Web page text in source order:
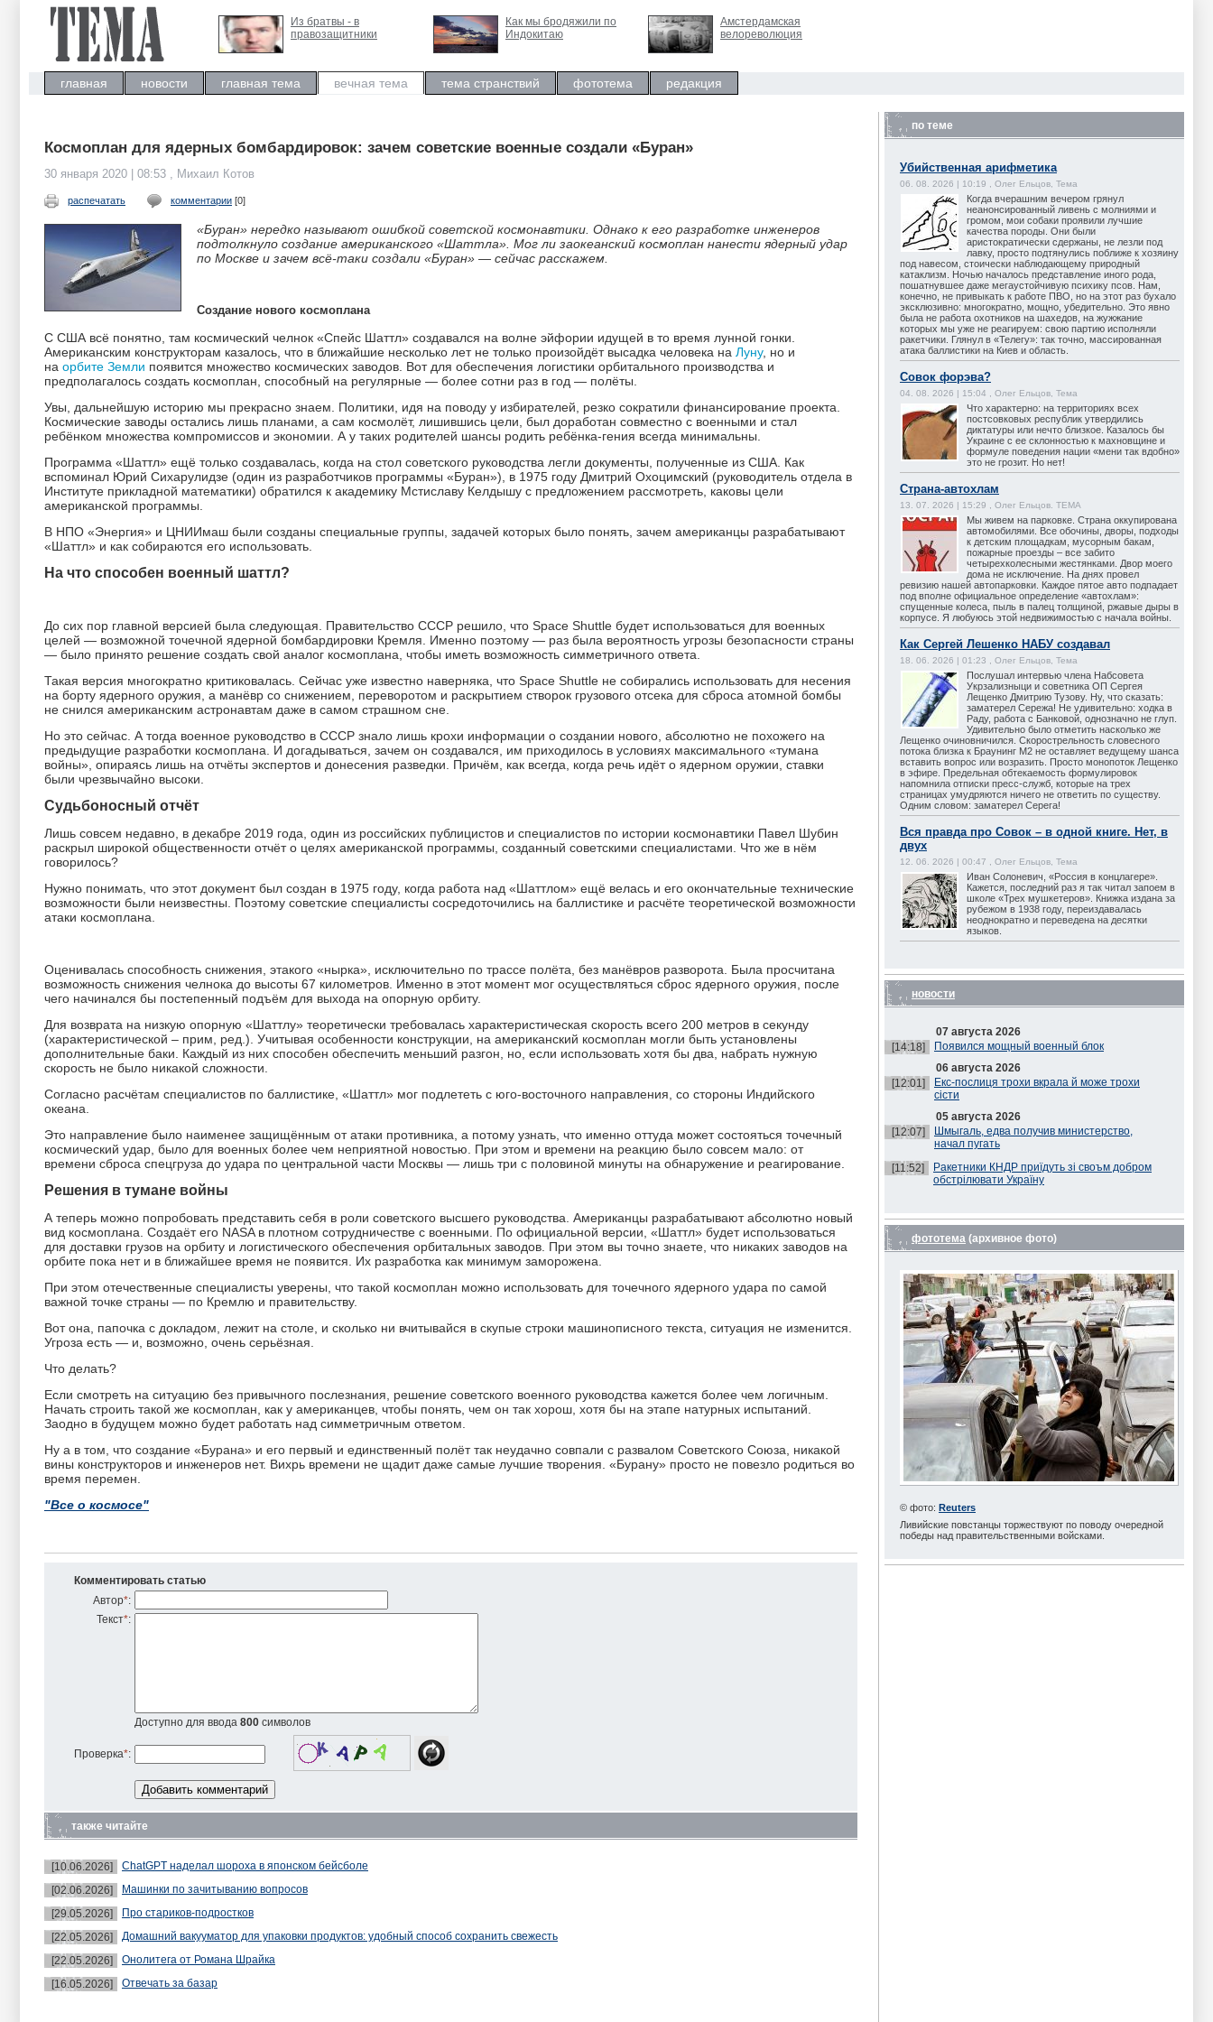
Из братвы - в
правозащитники
Как мы бродяжили по
Индокитаю
Амстердамская
велореволюция
главная новости главная тема вечная тема тема странствий фототема редакция
Космоплан для ядерных бомбардировок: зачем советские военные создали «Буран»
30 января 2020 | 08:53 , Михаил Котов
распечатать комментарии [0]
«Буран» нередко называют ошибкой советской космонавтики. Однако к его разработке инженеров
подтолкнуло создание американского «Шаттла». Мог ли заокеанский космоплан нанести ядерный удар
по Москве и зачем всё-таки создали «Буран» — сейчас расскажем.
Создание нового космоплана
С США всё понятно, там космический челнок «Спейс Шаттл» создавался на волне эйфории идущей в то время лунной гонки.
Американским конструкторам казалось, что в ближайшие несколько лет не только произойдёт высадка человека на Луну, но и
на орбите Земли появится множество космических заводов. Вот для обеспечения логистики орбитального производства и
предполагалось создать космоплан, способный на регулярные — более сотни раз в год — полёты.
Увы, дальнейшую историю мы прекрасно знаем. Политики, идя на поводу у избирателей, резко сократили финансирование проекта.
Космические заводы остались лишь планами, а сам космолёт, лишившись цели, был доработан совместно с военными и стал
ребёнком множества компромиссов и экономии. А у таких родителей шансы родить ребёнка-гения всегда минимальны.
Программа «Шаттл» ещё только создавалась, когда на стол советского руководства легли документы, полученные из США. Как
вспоминал Юрий Сихарулидзе (один из разработчиков программы «Буран»), в 1975 году Дмитрий Охоцимский (руководитель отдела в
Институте прикладной математики) обратился к академику Мстиславу Келдышу с предложением рассмотреть, каковы цели
американской программы.
В НПО «Энергия» и ЦНИИмаш были созданы специальные группы, задачей которых было понять, зачем американцы разрабатывают
«Шаттл» и как собираются его использовать.
На что способен военный шаттл?
До сих пор главной версией была следующая. Правительство СССР решило, что Space Shuttle будет использоваться для военных
целей — возможной точечной ядерной бомбардировки Кремля. Именно поэтому — раз была вероятность угрозы безопасности страны
— было принято решение создать свой аналог космоплана, чтобы иметь возможность симметричного ответа.
Такая версия многократно критиковалась. Сейчас уже известно наверняка, что Space Shuttle не собирались использовать для несения
на борту ядерного оружия, а манёвр со снижением, переворотом и раскрытием створок грузового отсека для сброса атомной бомбы
не снился американским астронавтам даже в самом страшном сне.
Но это сейчас. А тогда военное руководство в СССР знало лишь крохи информации о создании нового, абсолютно не похожего на
предыдущие разработки космоплана. И догадываться, зачем он создавался, им приходилось в условиях максимального «тумана
войны», опираясь лишь на отчёты экспертов и донесения разведки. Причём, как всегда, когда речь идёт о ядерном оружии, ставки
были чрезвычайно высоки.
Судьбоносный отчёт
Лишь совсем недавно, в декабре 2019 года, один из российских публицистов и специалистов по истории космонавтики Павел Шубин
раскрыл широкой общественности отчёт о целях американской программы, созданный советскими специалистами. Что же в нём
говорилось?
Нужно понимать, что этот документ был создан в 1975 году, когда работа над «Шаттлом» ещё велась и его окончательные технические
возможности были неизвестны. Поэтому советские специалисты сосредоточились на баллистике и расчёте теоретической возможности
атаки космоплана.
Оценивалась способность снижения, этакого «нырка», исключительно по трассе полёта, без манёвров разворота. Была просчитана
возможность снижения челнока до высоты 67 километров. Именно в этот момент мог осуществляться сброс ядерного оружия, после
чего начинался бы постепенный подъём для выхода на опорную орбиту.
Для возврата на низкую опорную «Шаттлу» теоретически требовалась характеристическая скорость всего 200 метров в секунду
(характеристической – прим, ред.). Учитывая особенности конструкции, на американский космоплан могли быть установлены
дополнительные баки. Каждый из них способен обеспечить меньший разгон, но, если использовать хотя бы два, набрать нужную
скорость не было никакой сложности.
Согласно расчётам специалистов по баллистике, «Шаттл» мог подлететь с юго-восточного направления, со стороны Индийского
океана.
Это направление было наименее защищённым от атаки противника, а потому узнать, что именно оттуда может состояться точечный
космический удар, было для военных более чем неприятной новостью. При этом и времени на реакцию было совсем мало: от
времени сброса спецгруза до удара по центральной части Москвы — лишь три с половиной минуты на обнаружение и реагирование.
Решения в тумане войны
А теперь можно попробовать представить себя в роли советского высшего руководства. Американцы разрабатывают абсолютно новый
вид космоплана. Создаёт его NASA в плотном сотрудничестве с военными. По официальной версии, «Шаттл» будет использоваться
для доставки грузов на орбиту и логистического обеспечения орбитальных заводов. При этом вы точно знаете, что никаких заводов на
орбите пока нет и в ближайшее время не появится. Их разработка как минимум заморожена.
При этом отечественные специалисты уверены, что такой космоплан можно использовать для точечного ядерного удара по самой
важной точке страны — по Кремлю и правительству.
Вот она, папочка с докладом, лежит на столе, и сколько ни вчитывайся в скупые строки машинописного текста, ситуация не изменится.
Угроза есть — и, возможно, очень серьёзная.
Что делать?
Если смотреть на ситуацию без привычного послезнания, решение советского военного руководства кажется более чем логичным.
Начать строить такой же космоплан, как у американцев, чтобы понять, чем он так хорош, хотя бы на этапе натурных испытаний.
Заодно в будущем можно будет работать над симметричным ответом.
Ну а в том, что создание «Бурана» и его первый и единственный полёт так неудачно совпали с развалом Советского Союза, никакой
вины конструкторов и инженеров нет. Вихрь времени не щадит даже самые лучшие творения. «Бурану» просто не повезло родиться во
время перемен.
"Все о космосе"
Комментировать статью
Автор*:
Текст*:
Доступно для ввода 800 символов
Проверка*:
также читайте
[10.06.2026]
ChatGPT наделал шороха в японском бейсболе
[02.06.2026]
Машинки по зачитыванию вопросов
[29.05.2026]
Про стариков-подростков
[22.05.2026]
Домашний вакууматор для упаковки продуктов: удобный способ сохранить свежесть
[22.05.2026]
Онолитега от Романа Шрайка
[16.05.2026]
Отвечать за базар
по теме
Убийственная арифметика
06. 08. 2026 | 10:19 , Олег Ельцов, Тема
Когда вчерашним вечером грянул
неанонсированный ливень с молниями и
громом, мои собаки проявили лучшие
качества породы. Они были
аристократически сдержаны, не лезли под
лавку, просто подтянулись поближе к хозяину
под навесом, стоически наблюдающему природный
катаклизм. Ночью началось представление иного рода,
пошатнувшее даже мегаустойчивую психику псов. Нам,
конечно, не привыкать к работе ПВО, но на этот раз бухало
эксклюзивно: многократно, мощно, убедительно. Это явно
была не работа охотников на шахедов, на жужжание
которых мы уже не реагируем: свою партию исполняли
ракетчики. Глянул в «Телегу»: так точно, массированная
атака баллистики на Киев и область.
Совок форэва?
04. 08. 2026 | 15:04 , Олег Ельцов, Тема
Что характерно: на территориях всех
постсовковых республик утвердились
диктатуры или нечто близкое. Казалось бы
Украине с ее склонностью к махновщине и
формуле поведения нации «мени так вдобно»
это не грозит. Но нет!
Страна-автохлам
13. 07. 2026 | 15:29 , Олег Ельцов. ТЕМА
Мы живем на парковке. Страна оккупирована
автомобилями. Все обочины, дворы, подходы
к детским площадкам, мусорным бакам,
пожарные проезды – все забито
четырехколесными жестянками. Двор моего
дома не исключение. На днях провел
ревизию нашей автопарковки. Каждое пятое авто подпадает
под вполне официальное определение «автохлам»:
спущенные колеса, пыль в палец толщиной, ржавые дыры в
корпусе. Я любуюсь этой недвижимостью с начала войны.
Как Сергей Лешенко НАБУ создавал
18. 06. 2026 | 01:23 , Олег Ельцов, Тема
Послушал интервью члена Набсовета
Укрзализныци и советника ОП Сергея
Лещенко Дмитрию Тузову. Ну, что сказать:
заматерел Сережа! Не удивительно: ходка в
Раду, работа с Банковой, однозначно не глуп.
Удивительно было отметить насколько же
Лещенко очиновничился. Скорострельность словесного
потока близка к Браунинг М2 не оставляет ведущему шанса
вставить вопрос или возразить. Просто монопоток Лещенко
в эфире. Предельная обтекаемость формулировок
напомнила отписки пресс-служб, которые на трех
страницах умудряются ничего не ответить по существу.
Одним словом: заматерел Серега!
Вся правда про Совок – в одной книге. Нет, в
двух
12. 06. 2026 | 00:47 , Олег Ельцов, Тема
Иван Солоневич, «Россия в концлагере».
Кажется, последний раз я так читал запоем в
школе «Трех мушкетеров». Книжка издана за
рубежом в 1938 году, переиздавалась
неоднократно и переведена на десятки
языков.
новости
07 августа 2026
[14:18]
Появился мощный военный блок
06 августа 2026
[12:01]
Екс-послиця трохи вкрала й може трохи
сісти
05 августа 2026
[12:07]
Шмыгаль, едва получив министерство,
начал пугать
[11:52]
Ракетники КНДР приїдуть зі своъм добром
обстрілювати Україну
фототема (архивное фото)
© фото: Reuters
Ливийские повстанцы торжествуют по поводу очередной
победы над правительственными войсками.